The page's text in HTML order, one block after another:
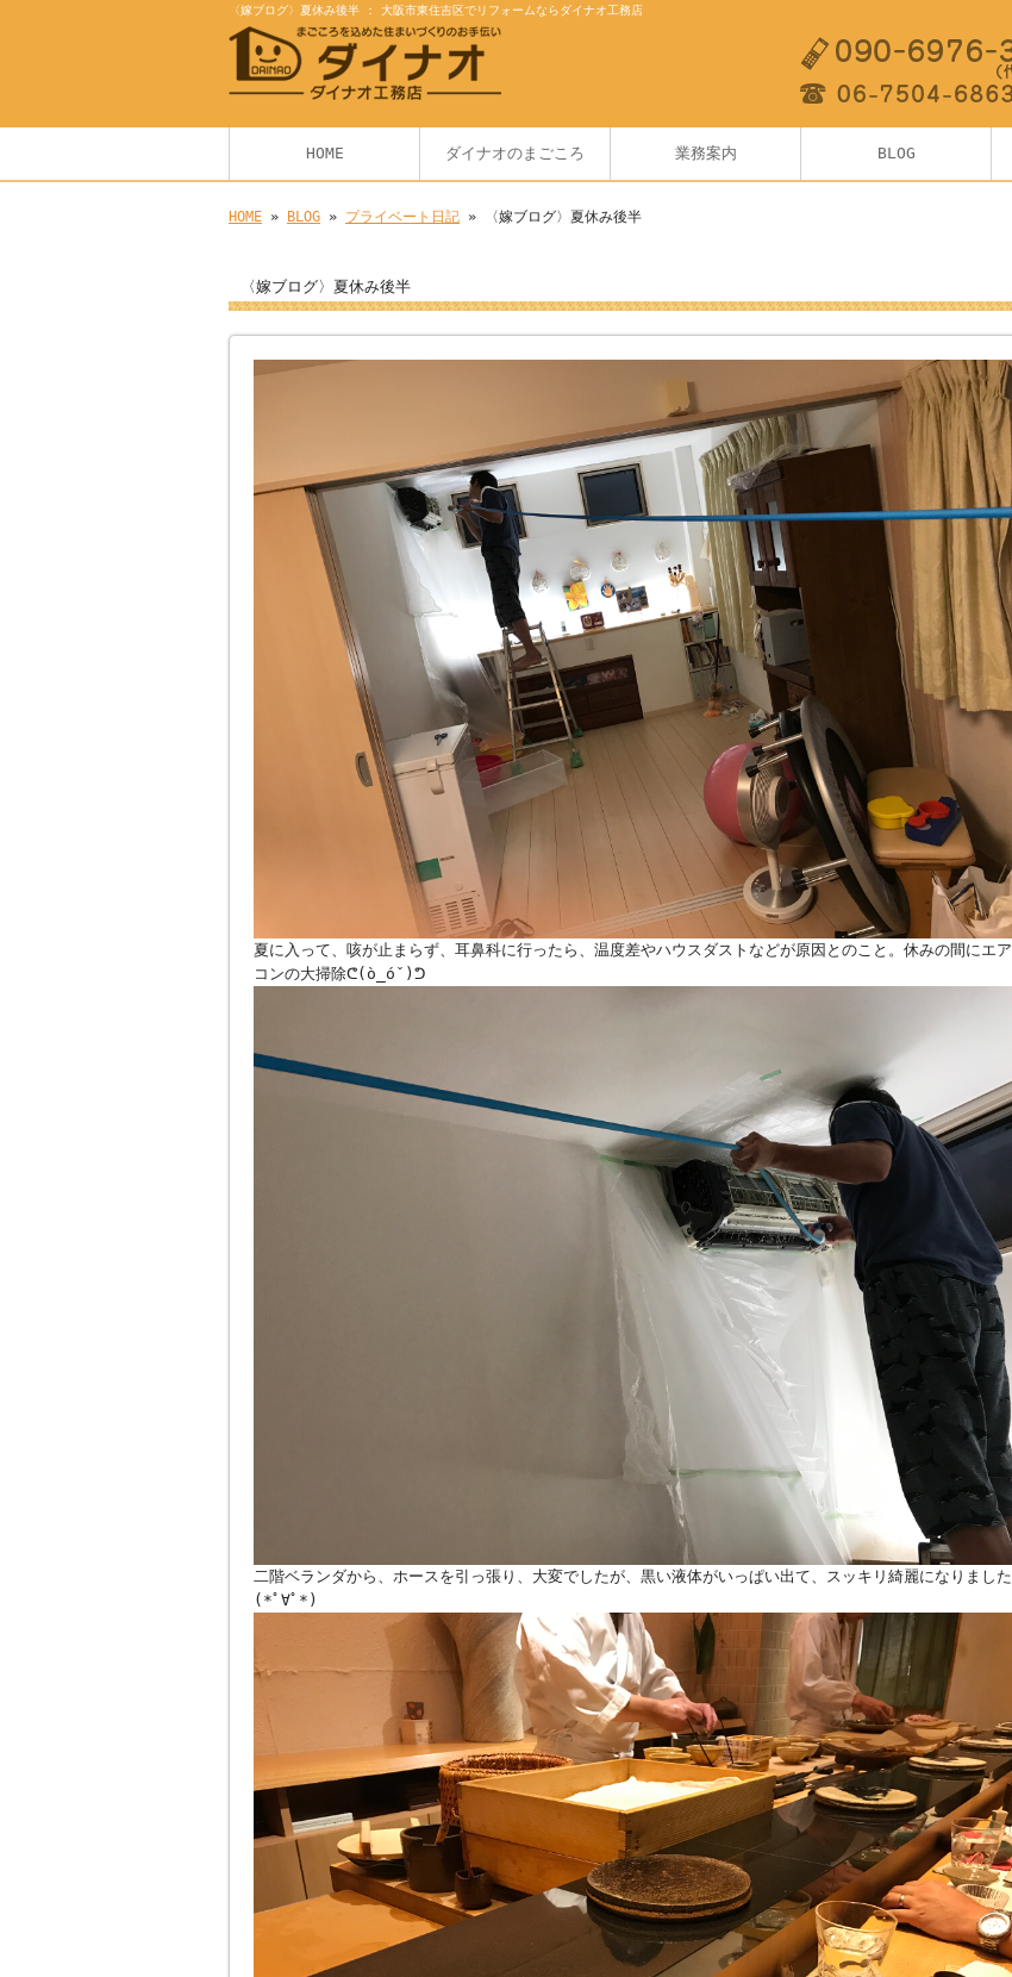
〈嫁ブログ〉夏休み後半 : 大阪市東住吉区でリフォームならダイナオ工務店
HOME ダイナオのまごころ 業務案内 BLOG
HOME » BLOG » プライベート日記 » 〈嫁ブログ〉夏休み後半
〈嫁ブログ〉夏休み後半
夏に入って、咳が止まらず、耳鼻科に行ったら、温度差やハウスダストなどが原因とのこと。休みの間にエア
コンの大掃除ᕦ(ò_óˇ)ᕤ
二階ベランダから、ホースを引っ張り、大変でしたが、黒い液体がいっぱい出て、スッキリ綺麗になりました
(*ﾟ∀ﾟ*)